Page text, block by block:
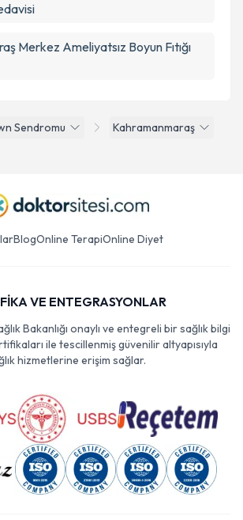
Sendromu
Kahramanmaraş
Merkez Ameliyatsız Boyun Fıtığı
BlogOnline TerapiOnline Diyet
VE ENTEGRASYONLAR
Bakanlığı onaylı ve entegreli bir sağlık bilgi
ile tescillenmiş güvenilir altyapısıyla
hizmetlerine erişim sağlar.